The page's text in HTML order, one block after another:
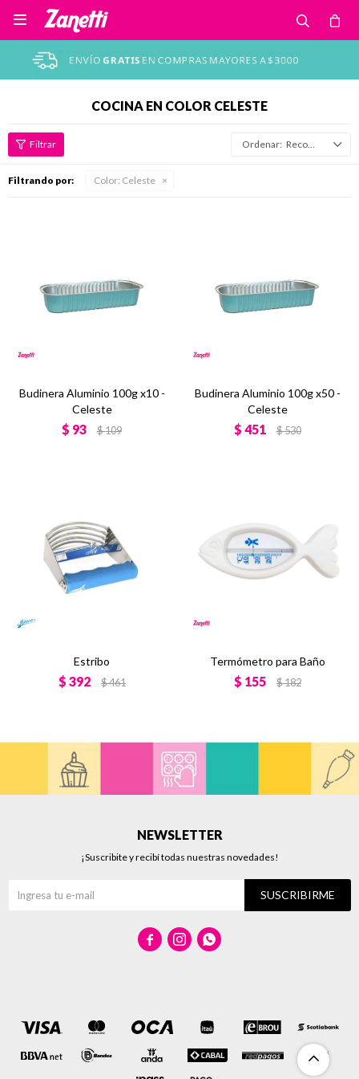

COCINA EN COLOR CELESTE
Recomendados
Filtrando por: Color: Celeste
Budinera Aluminio 100g x10 -
Celeste
$ 93 $109
Budinera Aluminio 100g x50 -
Celeste
$ 451 $530
Estribo
$ 392 $461
Termómetro para Baño
$ 155 $182
NEWSLETTER
¡Suscribite y recibí todas nuestras novedades!
SUSCRIBIRME
  